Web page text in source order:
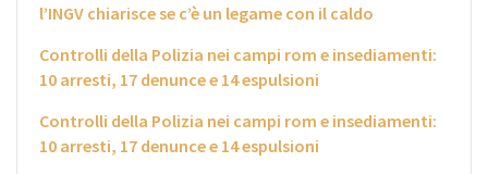
l’INGV chiarisce se c’è un legame con il caldo
Controlli della Polizia nei campi rom e insediamenti:
10 arresti, 17 denunce e 14 espulsioni
Controlli della Polizia nei campi rom e insediamenti:
10 arresti, 17 denunce e 14 espulsioni